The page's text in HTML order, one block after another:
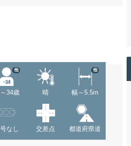
34歳
他
晴 幅～5.5m
他
なし 交差点 都道府県道